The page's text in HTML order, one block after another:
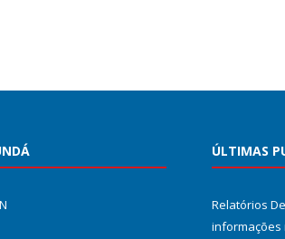
ÚLTIMAS
Relatórios
informações